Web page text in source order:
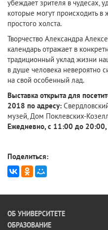
убеждает зрителя в чудесах,
которые могут происходить в
простого холста.
Творчество Александра
календарь отражает в
традиционный уклад жизни
в душе человека невероятно
на свой особенный лад.
Выставка открыта для
2018 по адресу:
музей, Дом Поклевских-
Ежедневно, с 11:00 до
Поделиться:
ОБ УНИВЕРСИТЕТЕ
ОБРАЗОВАНИЕ